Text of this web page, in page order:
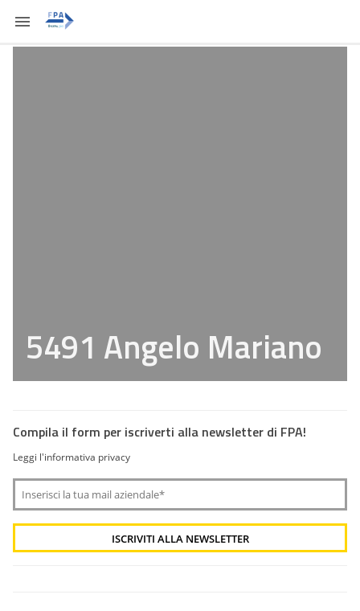
5491 Angelo Mariano
Compila il form per iscriverti alla newsletter di FPA!
Leggi l'informativa privacy